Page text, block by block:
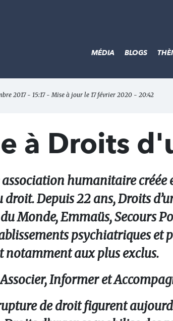
MÉDIA BLOGS
2017 - 15:17 - Mise à jour le 17 février 2020 - 20:42
à Droits
association humanitaire créée
droit. Depuis 22 ans, Droits
Monde, Emmaüs, Secours
psychiatriques et
notamment aux plus exclus.
Informer et
de droit figurent